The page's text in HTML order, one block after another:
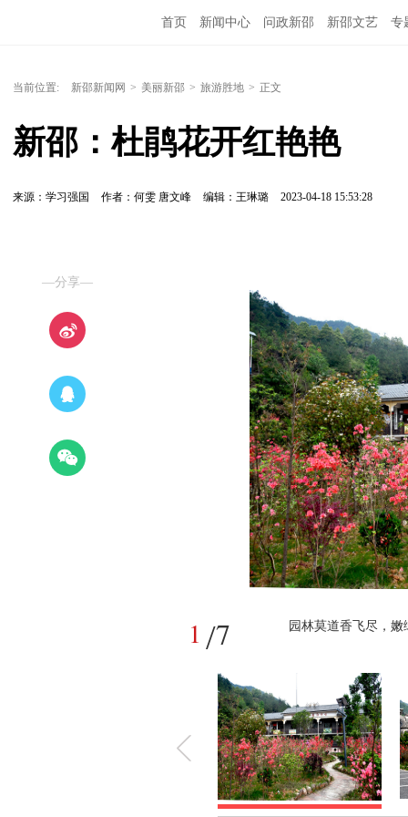
首页 新闻中心 问政新邵 新邵文艺 专
当前位置: 新邵新闻网 > 美丽新邵 > 旅游胜地 > 正文
新邵：杜鹃花开红艳艳
来源：学习强国 作者：何雯 唐文峰 编辑：王琳璐 2023-04-18 15:53:28
—分享—
1 /7 园林莫道香飞尽，